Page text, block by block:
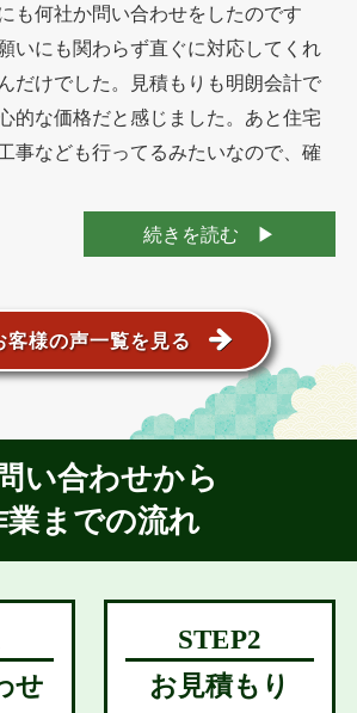
も何社か問い合わせをしたのです
いにも関わらず直ぐに対応してくれ
だけでした。見積もりも明朗会計で
的な価格だと感じました。あと住宅
事なども行ってるみたいなので、確
続きを読む
客様の声一覧を見る
い合わせから
業までの流れ
せ お見積もり